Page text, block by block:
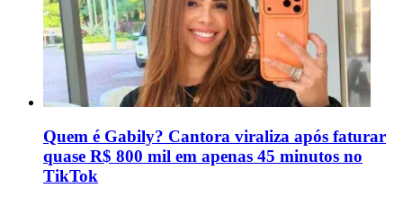
Quem é Gabily? Cantora viraliza após faturar
quase R$ 800 mil em apenas 45 minutos no
TikTok